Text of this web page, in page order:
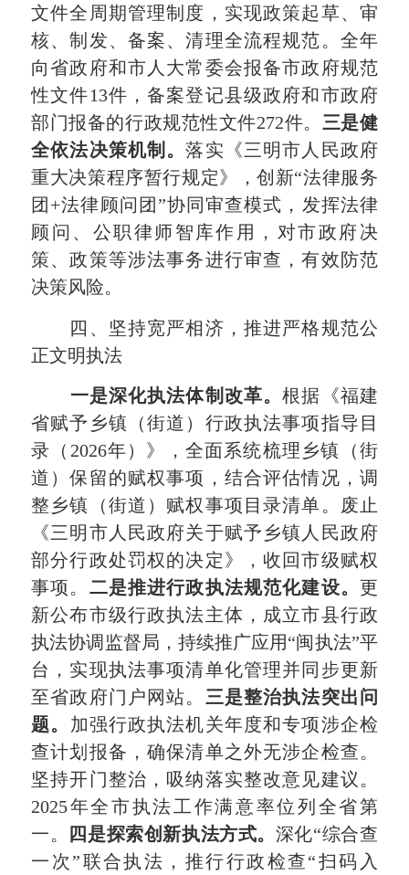
文件全周期管理制度，实现政策起草、审
核、制发、备案、清理全流程规范。全年
向省政府和市人大常委会报备市政府规范
性文件13件，备案登记县级政府和市政府
部门报备的行政规范性文件272件。 三是健
全依法决策机制 。落实《三明市人民政府
重大决策程序暂行规定》，创新“法律服务
团+法律顾问团”协同审查模式，发挥法律
顾问、公职律师智库作用，对市政府决
策、政策等涉法事务进行审查，有效防范
决策风险。
四、坚持宽严相济，推进严格规范公
正文明执法
一是深化执法体制改革。根据《福建
省赋予乡镇（街道）行政执法事项指导目
录（2026年）》，全面系统梳理乡镇（街
道）保留的赋权事项，结合评估情况，调
整乡镇（街道）赋权事项目录清单。废止
《三明市人民政府关于赋予乡镇人民政府
部分行政处罚权的决定》，收回市级赋权
事项。 二是推进行政执法规范化建设。 更
新公布市级行政执法主体，成立市县行政
执法协调监督局，持续推广应用“闽执法”平
台，实现执法事项清单化管理并同步更新
至省政府门户网站。 三是整治执法突出问
题。 加强行政执法机关年度和专项涉企检
查计划报备，确保清单之外无涉企检查。
坚持开门整治，吸纳落实整改意见建议。
2025年全市执法工作满意率位列全省第
一。
四是探索创新执法方式。 深化“综合查
一次”联合执法，推行行政检查“扫码入